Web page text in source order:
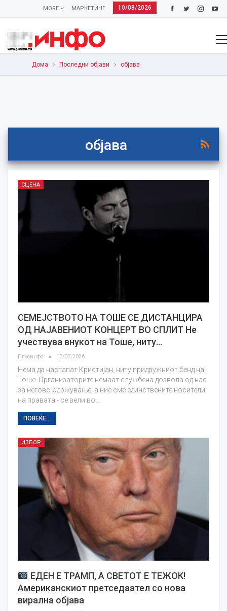
10/08/2026
МАРКЕТИНГ
MORE
Дома Последни објави објава
објава
СЦЕНА
СЕМЕЈСТВОТО НА ТОШЕ СЕ ДИСТАНЦИРА
ОД НАЈАВЕНИОТ КОНЦЕРТ ВО СПЛИТ Не
учествува внукот на Тоше, ниту…
Плусинфо 17/07/2026
Нема да настапат Кристијан, ниту придружниот бенд на
Тоше. Организаторите немаат службена дозвола од нас
за негово одржување, а ние сме единствените носители
на правата - се вели во…
ПОВЕЌЕ...
ИЗБОР
ЕДЕН Е ТРАМП, А СВЕТОТ Е ТЕЖОК!
Американскиот претседаател со нова
вирална објава